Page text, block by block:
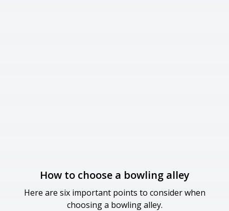
How to choose a bowling alley
Here are six important points to consider when
choosing a bowling alley.